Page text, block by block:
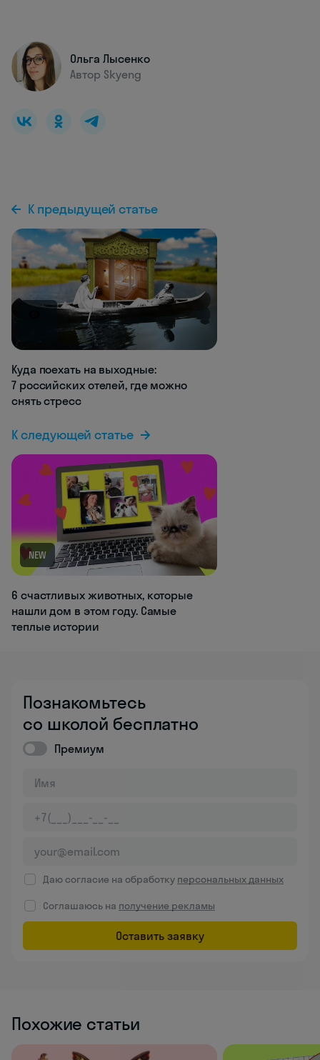
Ольга Лысенко
Автор Skyeng
К предыдущей статье
Куда поехать на выходные:
7 российских отелей, где можно
снять стресс
К следующей статье
NEW
6 счастливых животных, которые
нашли дом в этом году. Самые
теплые истории
Познакомьтесь
со школой бесплатно
Премиум
Даю согласие на обработку персональных данных
Соглашаюсь на получение рекламы
Оставить заявку
Похожие статьи